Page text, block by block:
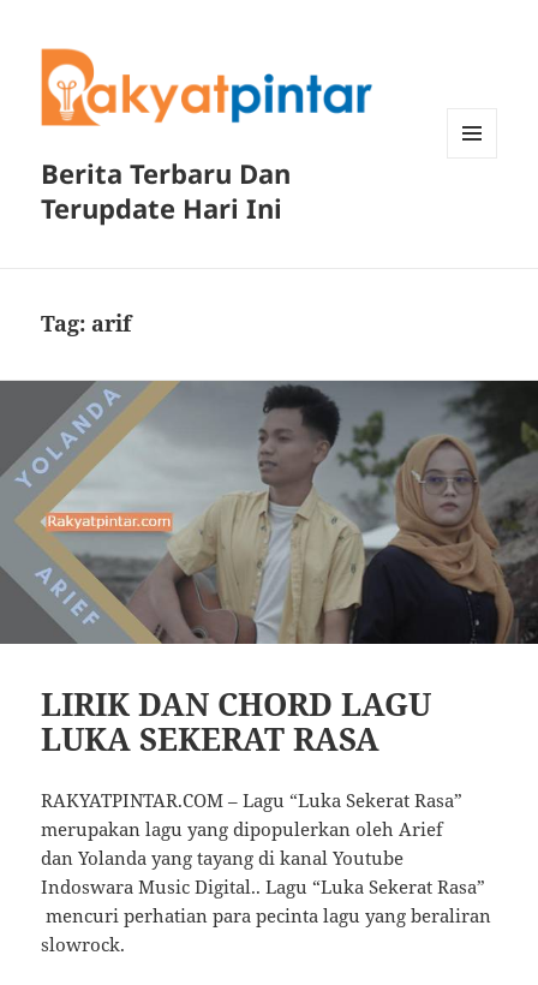
Berita Terbaru Dan
Terupdate Hari Ini
Tag: arif
LIRIK DAN CHORD LAGU
LUKA SEKERAT RASA
RAKYATPINTAR.COM – Lagu “Luka Sekerat Rasa”
merupakan lagu yang dipopulerkan oleh Arief
dan Yolanda yang tayang di kanal Youtube
Indoswara Music Digital.. Lagu “Luka Sekerat Rasa”
mencuri perhatian para pecinta lagu yang beraliran
slowrock.